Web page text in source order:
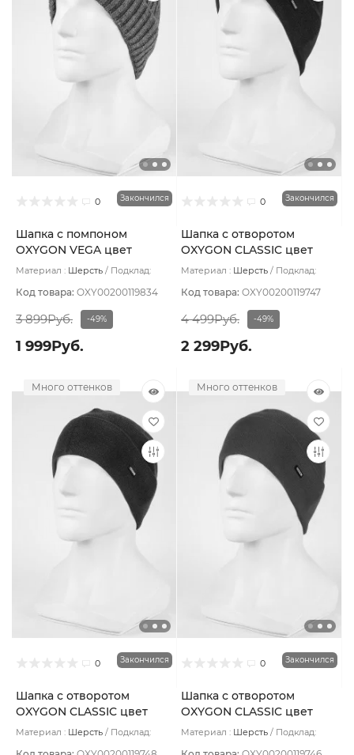
0 Закончился
Шапка с помпоном
OXYGON VEGA цвет
Серый
Материал : Шерсть
Подклад:
Код товара: OXY00200119834
3 899Руб. -49%
1 999Руб.
0 Закончился
Шапка с отворотом
OXYGON CLASSIC цвет
Синий тёмный
Материал : Шерсть
Подклад:
Код товара: OXY00200119747
4 499Руб. -49%
2 299Руб.
Много оттенков
0 Закончился
Шапка с отворотом
OXYGON CLASSIC цвет
Серый темный
Материал : Шерсть
Подклад:
Много оттенков
0 Закончился
Шапка с отворотом
OXYGON CLASSIC цвет
Красный
Материал : Шерсть
Подклад: